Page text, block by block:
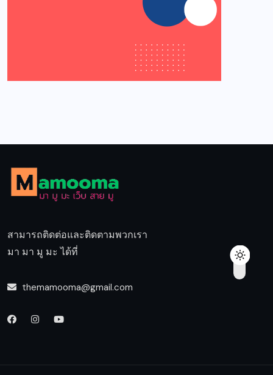
สามารถติดต่อและติดตามพวกเรา
มา มา มู มะ ได้ที่
themamooma@gmail.com